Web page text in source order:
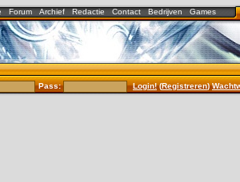
Forum Archief Redactie Contact Bedrijven Games
Pass: Login!(Registreren)